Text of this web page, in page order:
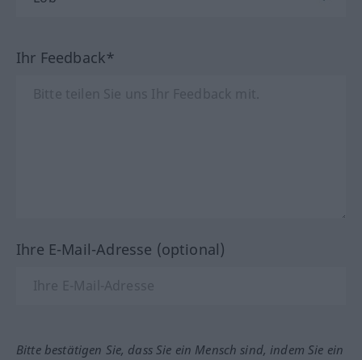
Ihr Feedback*
Ihre E-Mail-Adresse (optional)
Bitte bestätigen Sie, dass Sie ein Mensch sind, indem Sie ein